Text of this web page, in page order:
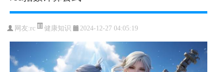
网友:rc 健康知识 2024-12-27 04:05:19